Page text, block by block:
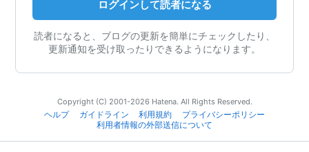
ログインして読者になる
読者になると、ブログの更新を簡単にチェックしたり、
更新通知を受け取ったりできるようになります。
Copyright (C) 2001-2026 Hatena. All Rights Reserved.
ヘルプ
ガイドライン 利用規約
プライバシーポリシー
利用者情報の外部送信について